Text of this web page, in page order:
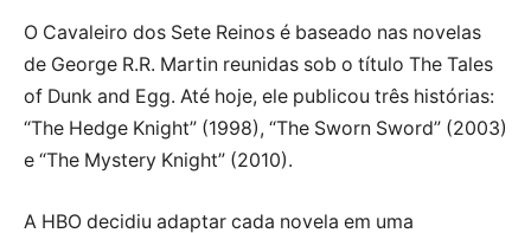
O Cavaleiro dos Sete Reinos é baseado nas novelas
de George R.R. Martin reunidas sob o título The Tales
of Dunk and Egg. Até hoje, ele publicou três histórias:
“The Hedge Knight” (1998), “The Sworn Sword” (2003)
e “The Mystery Knight” (2010).
A HBO decidiu adaptar cada novela em uma